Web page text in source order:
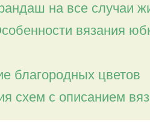
на все случаи
вязания
благородных цветов
схем с описанием